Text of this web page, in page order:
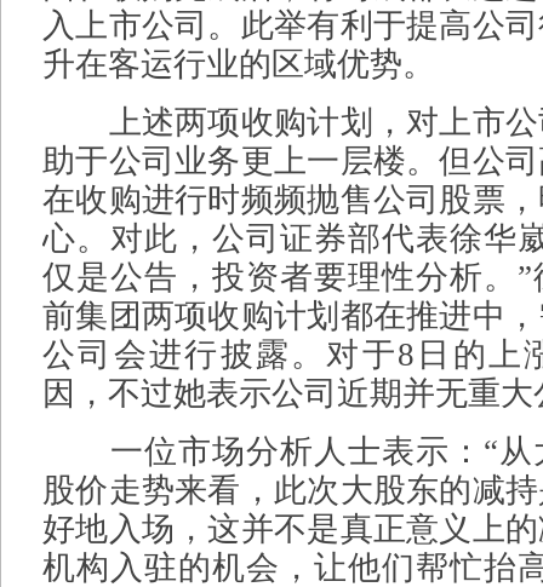
入上市公司。此举有利于提高公
升在客运行业的区域优势。
上述两项收购计划，对上市公
助于公司业务更上一层楼。但公
在收购进行时频频抛售公司股票
心。对此，公司证券部代表徐华
仅是公告，投资者要理性分析。
前集团两项收购计划都在推进中
公司会进行披露。对于8日的上
因，不过她表示公司近期并无重
一位市场分析人士表示：“从
股价走势来看，此次大股东的减
好地入场，这并不是真正意义上
机构入驻的机会，让他们帮忙抬